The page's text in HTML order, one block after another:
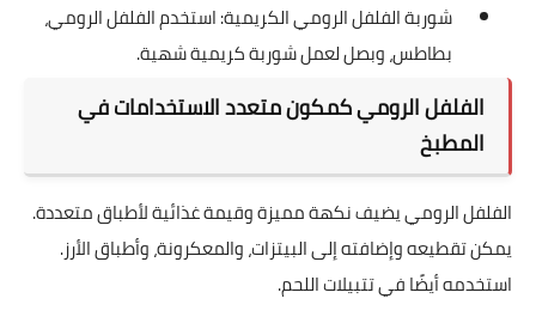
شوربة الفلفل الرومي الكريمية: استخدم الفلفل الرومي،
بطاطس، وبصل لعمل شوربة كريمية شهية.
الفلفل الرومي كمكون متعدد الاستخدامات في
المطبخ
الفلفل الرومي يضيف نكهة مميزة وقيمة غذائية لأطباق متعددة.
يمكن تقطيعه وإضافته إلى البيتزات، والمعكرونة، وأطباق الأرز.
استخدمه أيضًا في تتبيلات اللحم.